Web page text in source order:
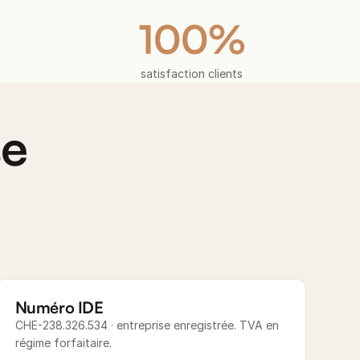
100%
satisfaction clients
Numéro IDE
CHE-238.326.534 · entreprise enregistrée. TVA en
régime forfaitaire.